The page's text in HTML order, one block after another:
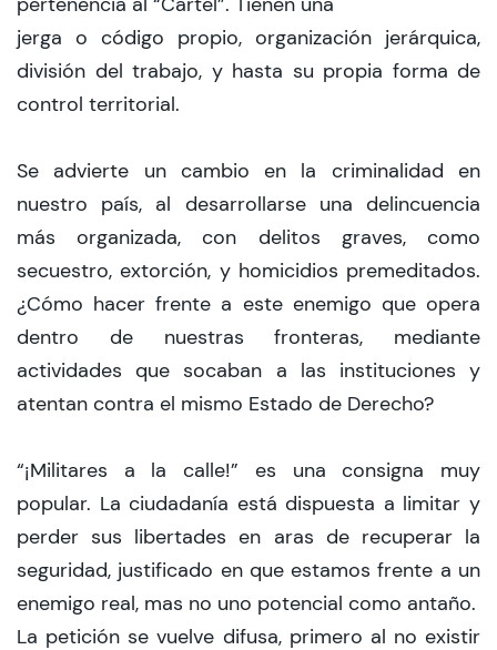
jerga o código propio, organización jerárquica,
división del trabajo, y hasta su propia forma de
control territorial.
Se advierte un cambio en la criminalidad en
nuestro país, al desarrollarse una delincuencia
más organizada, con delitos graves, como
secuestro, extorción, y homicidios premeditados.
¿Cómo hacer frente a este enemigo que opera
dentro de nuestras fronteras, mediante
actividades que socaban a las instituciones y
atentan contra el mismo Estado de Derecho?
“¡Militares a la calle!” es una consigna muy
popular. La ciudadanía está dispuesta a limitar y
perder sus libertades en aras de recuperar la
seguridad, justificado en que estamos frente a un
enemigo real, mas no uno potencial como antaño.
La petición se vuelve difusa, primero al no existir